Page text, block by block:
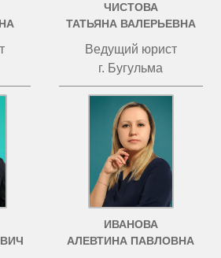
ЧИСТОВА
ТАТЬЯНА ВАЛЕРЬЕВНА
Ведущий юрист
г. Бугульма
ИВАНОВА
АЛЕВТИНА ПАВЛОВНА